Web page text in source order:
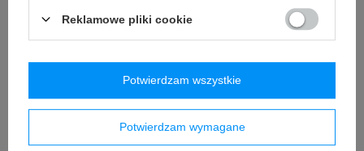
okresie 30 dni przed
wprowadzeniem obniżki:
0%
Reklamowe pliki cookie
Potwierdzam wymagane
Potwierdzam wszystkie